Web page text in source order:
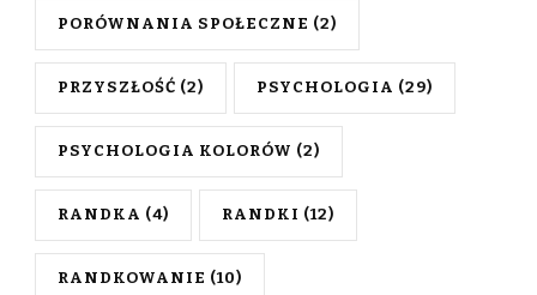
PORÓWNANIA SPOŁECZNE (2)
PRZYSZŁOŚĆ (2) PSYCHOLOGIA (29)
PSYCHOLOGIA KOLORÓW (2)
RANDKA (4) RANDKI (12)
RANDKOWANIE (10)